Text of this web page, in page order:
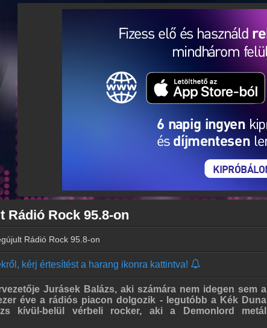
Rádió Rock 95.8-on
Rádió Rock 95.8-on
kérj értesítést a harang ikonra kattintva!
Jurásek Balázs, aki számára nem idegen sem a
éve a rádiós piacon dolgozik - legutóbb a Kék Duna
kívül-belül vérbeli rocker, aki a Demonlord metál